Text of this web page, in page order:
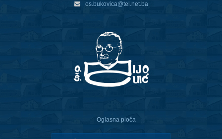
os.bukovica@tel.net.ba
Oglasna ploča